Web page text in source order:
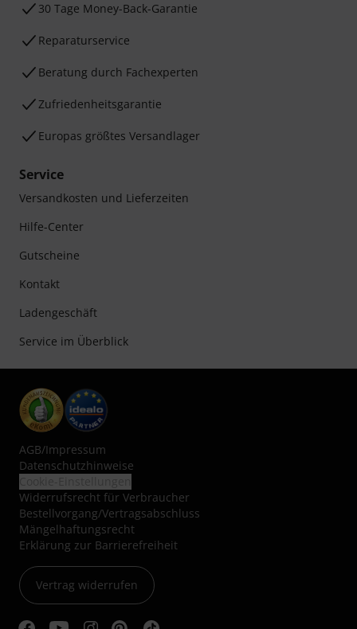
30 Tage Money-Back-Garantie
Reparaturservice
Beratung durch Fachexperten
Zufriedenheitsgarantie
Europas größtes Versandlager
Service
Versandkosten und Lieferzeiten
Hilfe-Center
Gutscheine
Kontakt
Ladengeschäft
Service im Überblick
AGB/Impressum
Datenschutzhinweise
Widerrufsrecht für Verbraucher
Bestellvorgang/Vertragsabschluss
Mängelhaftungsrecht
Erklärung zur Barrierefreiheit
Vertrag widerrufen